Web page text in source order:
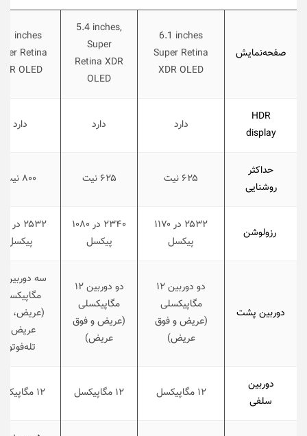
صفحه‌نمایش
6.1 inches
Super Retina
XDR OLED
5.4 inches,
Super
Retina XDR
OLED
inches
Retina
OLED
HDR
display
دارد دارد دارد
حداکثر
روشنایی
۶۲۵ نیت ۶۲۵ نیت ۸۰۰ نیت
رزولوشن
۲۵۳۲ در ۱۱۷۰
پیکسل
۲۳۴۰ در ۱۰۸۰
پیکسل
پیکسل
دوربین پشت
دو دوربین ۱۲
مگاپیکسلی
(عریض و فوق
عریض)
دو دوربین ۱۲
مگاپیکسلی
(عریض و فوق
عریض)
(عریض،
عریض و
تله‌فوتو)
دوربین
سلفی
۱۲ مگاپیکسل ۱۲ مگاپیکسل ۱۲ مگاپیکسل